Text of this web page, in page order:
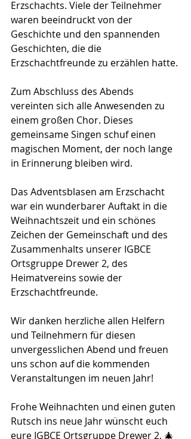
Erzschachts. Viele der Teilnehmer
waren beeindruckt von der
Geschichte und den spannenden
Geschichten, die die
Erzschachtfreunde zu erzählen hatte.
Zum Abschluss des Abends
vereinten sich alle Anwesenden zu
einem großen Chor. Dieses
gemeinsame Singen schuf einen
magischen Moment, der noch lange
in Erinnerung bleiben wird.
Das Adventsblasen am Erzschacht
war ein wunderbarer Auftakt in die
Weihnachtszeit und ein schönes
Zeichen der Gemeinschaft und des
Zusammenhalts unserer IGBCE
Ortsgruppe Drewer 2, des
Heimatvereins sowie der
Erzschachtfreunde.
Wir danken herzliche allen Helfern
und Teilnehmern für diesen
unvergesslichen Abend und freuen
uns schon auf die kommenden
Veranstaltungen im neuen Jahr!
Frohe Weihnachten und einen guten
Rutsch ins neue Jahr wünscht euch
eure IGBCE Ortsgruppe Drewer 2. 🎄